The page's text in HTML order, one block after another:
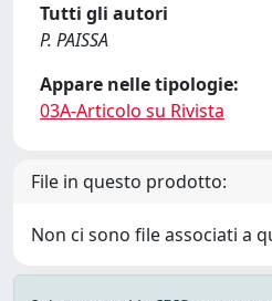
Tutti gli autori
P. PAISSA
Appare nelle tipologie:
03A-Articolo su Rivista
File in questo prodotto:
Non ci sono file associati a